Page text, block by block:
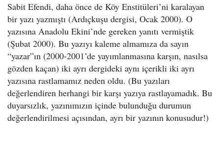
Sabit Efendi, daha önce de Köy Enstitüleri’ni karalayan
bir yazı yazmıştı (Ardıçkuşu dergisi, Ocak 2000). O
yazısına Anadolu Ekini’nde gereken yanıtı vermiştik
(Şubat 2000). Bu yazıyı kaleme almamıza da sayın
“yazar”ın (2000-2001’de yayımlanmasına karşın, nasılsa
gözden kaçan) iki ayrı dergideki aynı içerikli iki ayrı
yazısına rastlamamız neden oldu. (Bu yazıları
değerlendiren herhangi bir karşı yazıya rastlayamadık. Bu
duyarsızlık, yazınımızın içinde bulunduğu durumun
değerlendirilmesi açısından, ayrı bir yazının konusudur!)